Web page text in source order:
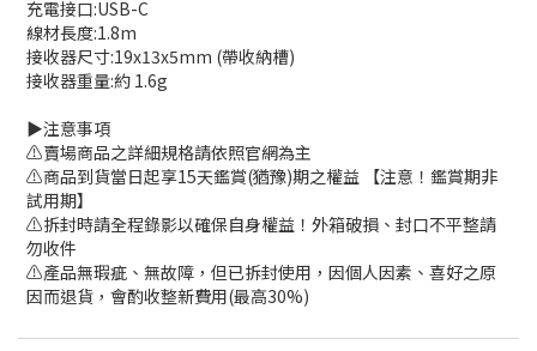
充電接口:USB-C
線材長度:1.8m
接收器尺寸:19x13x5mm (帶收納槽)
接收器重量:約 1.6g
▶️注意事項
⚠️賣場商品之詳細規格請依照官網為主
⚠️商品到貨當日起享15天鑑賞(猶豫)期之權益 【注意！鑑賞期非
試用期】
⚠️拆封時請全程錄影以確保自身權益！外箱破損、封口不平整請
勿收件
⚠️產品無瑕疵、無故障，但已拆封使用，因個人因素、喜好之原
因而退貨，會酌收整新費用(最高30%)